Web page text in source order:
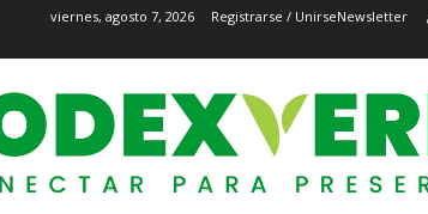
viernes, agosto 7, 2026 Registrarse / UnirseNewsletter